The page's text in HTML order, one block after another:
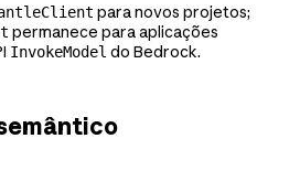
para novos projetos;
permanece para aplicações
InvokeModel do Bedrock.